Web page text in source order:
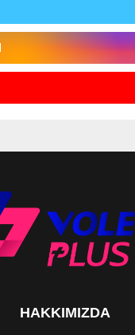
HAKKIMIZDA